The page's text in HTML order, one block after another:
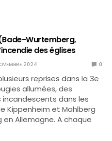
Wurtemberg,
des églises
2024 0
reprises dans la 3e
allumées, des
dans les
Kippenheim et Mahlberg
Allemagne. A chaque